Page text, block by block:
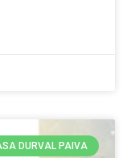
DURVAL PAIVA